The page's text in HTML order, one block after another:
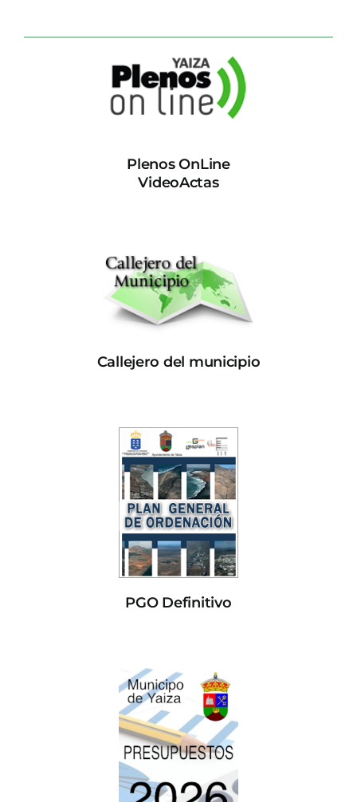
Plenos OnLine
VideoActas
Callejero del municipio
PGO Definitivo